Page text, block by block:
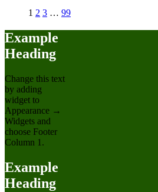
1 2 3 … 99
Example
Heading
Change this text
by adding
widget to
Appearance →
Widgets and
choose Footer
Column 1.
Example
Heading